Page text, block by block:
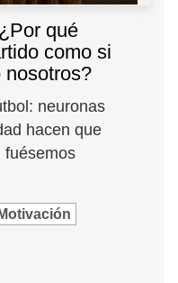
qué
como si
nosotros?
neuronas
hacen que
fuésemos
Motivación